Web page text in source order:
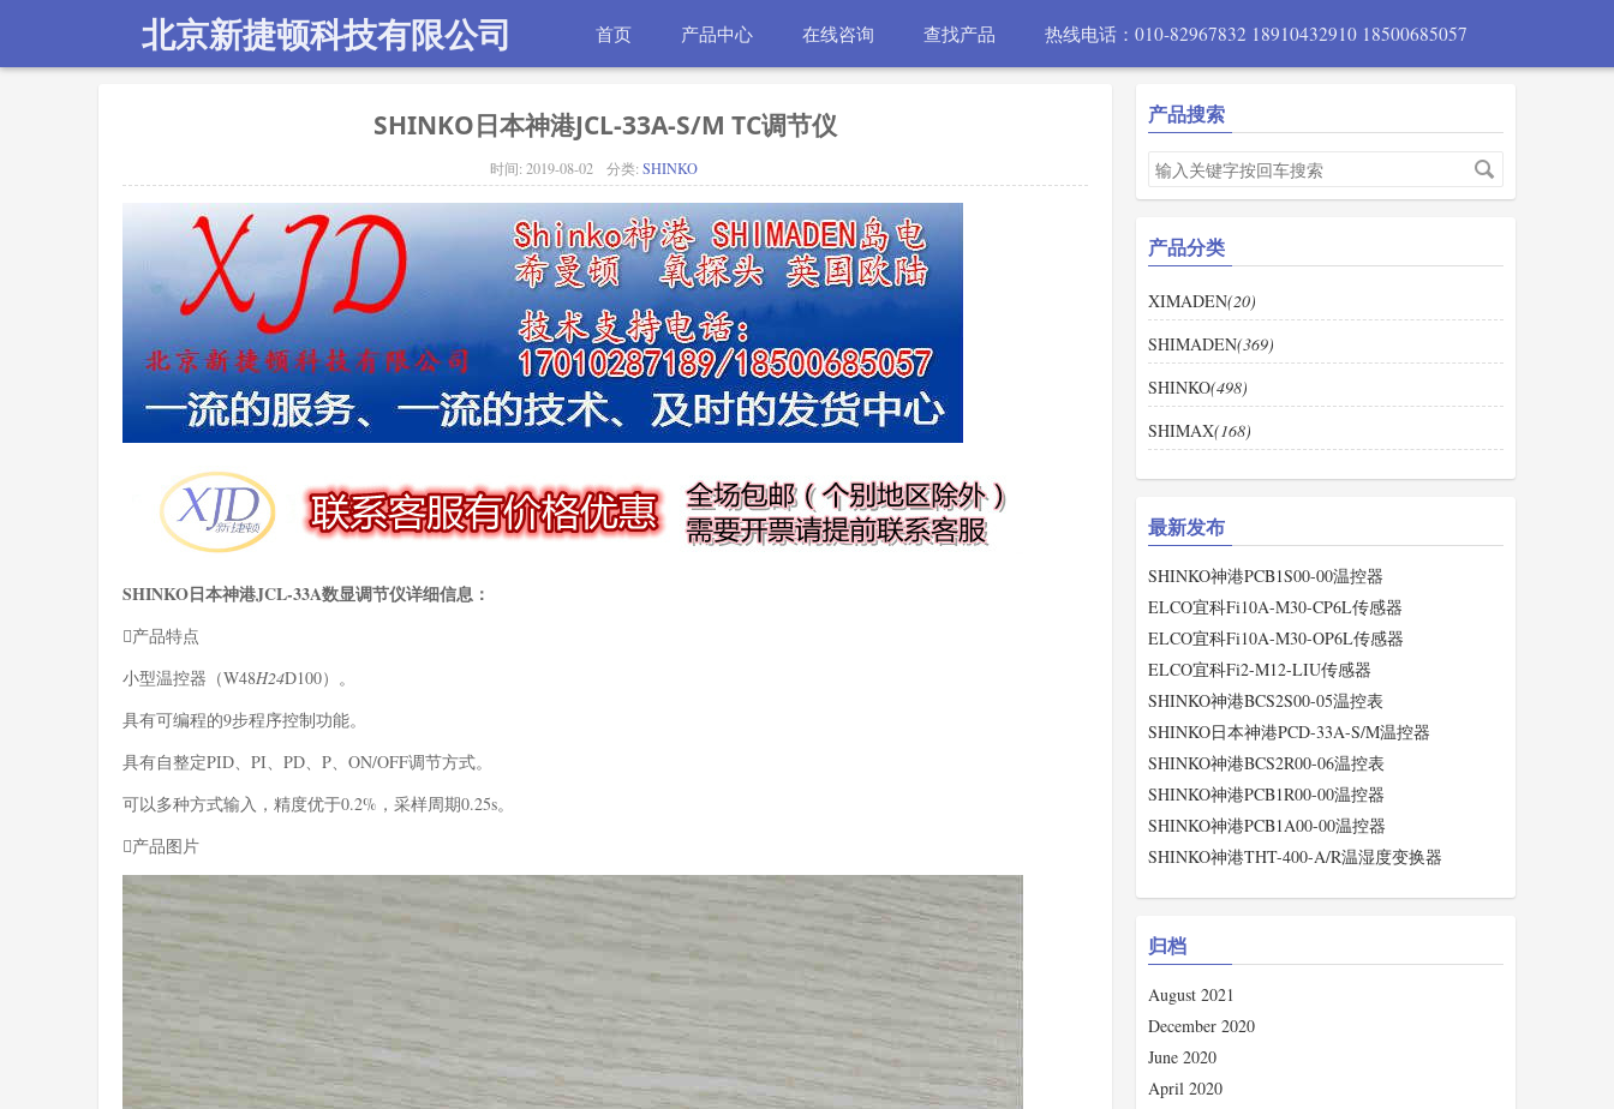
北京新捷顿科技有限公司 首页 产品中心 在线咨询 查找产品 热线电话：010-82967832 18910432910 18500685057
SHINKO日本神港JCL-33A-S/M TC调节仪
时间: 2019-08-02 分类: SHINKO
SHINKO日本神港JCL-33A数显调节仪详细信息：
产品特点
小型温控器（W48H24D100）。
具有可编程的9步程序控制功能。
具有自整定PID、PI、PD、P、ON/OFF调节方式。
可以多种方式输入，精度优于0.2%，采样周期0.25s。
产品图片
产品搜索
产品分类
XIMADEN(20)
SHIMADEN(369)
SHINKO(498)
SHIMAX(168)
最新发布
SHINKO神港PCB1S00-00温控器
ELCO宜科Fi10A-M30-CP6L传感器
ELCO宜科Fi10A-M30-OP6L传感器
ELCO宜科Fi2-M12-LIU传感器
SHINKO神港BCS2S00-05温控表
SHINKO日本神港PCD-33A-S/M温控器
SHINKO神港BCS2R00-06温控表
SHINKO神港PCB1R00-00温控器
SHINKO神港PCB1A00-00温控器
SHINKO神港THT-400-A/R温湿度变换器
归档
August 2021
December 2020
June 2020
April 2020